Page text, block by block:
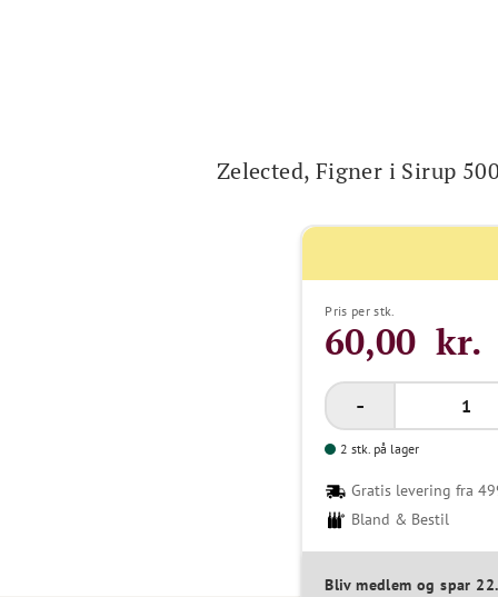
Zelected, Figner i Sirup
Pris per stk.
60,00 kr.
Gratis levering fra
Bland & Bestil
2 stk. på lager
Bliv medlem og spar